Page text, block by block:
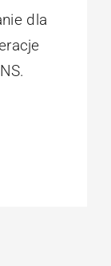
dla